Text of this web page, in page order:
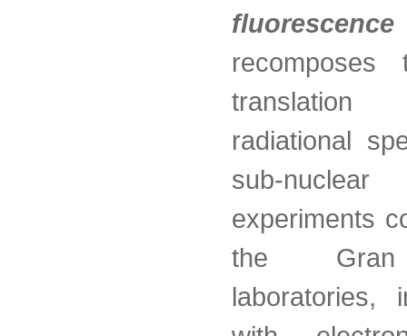
recomposes
radiational
sub-
experiments
the
laboratories,